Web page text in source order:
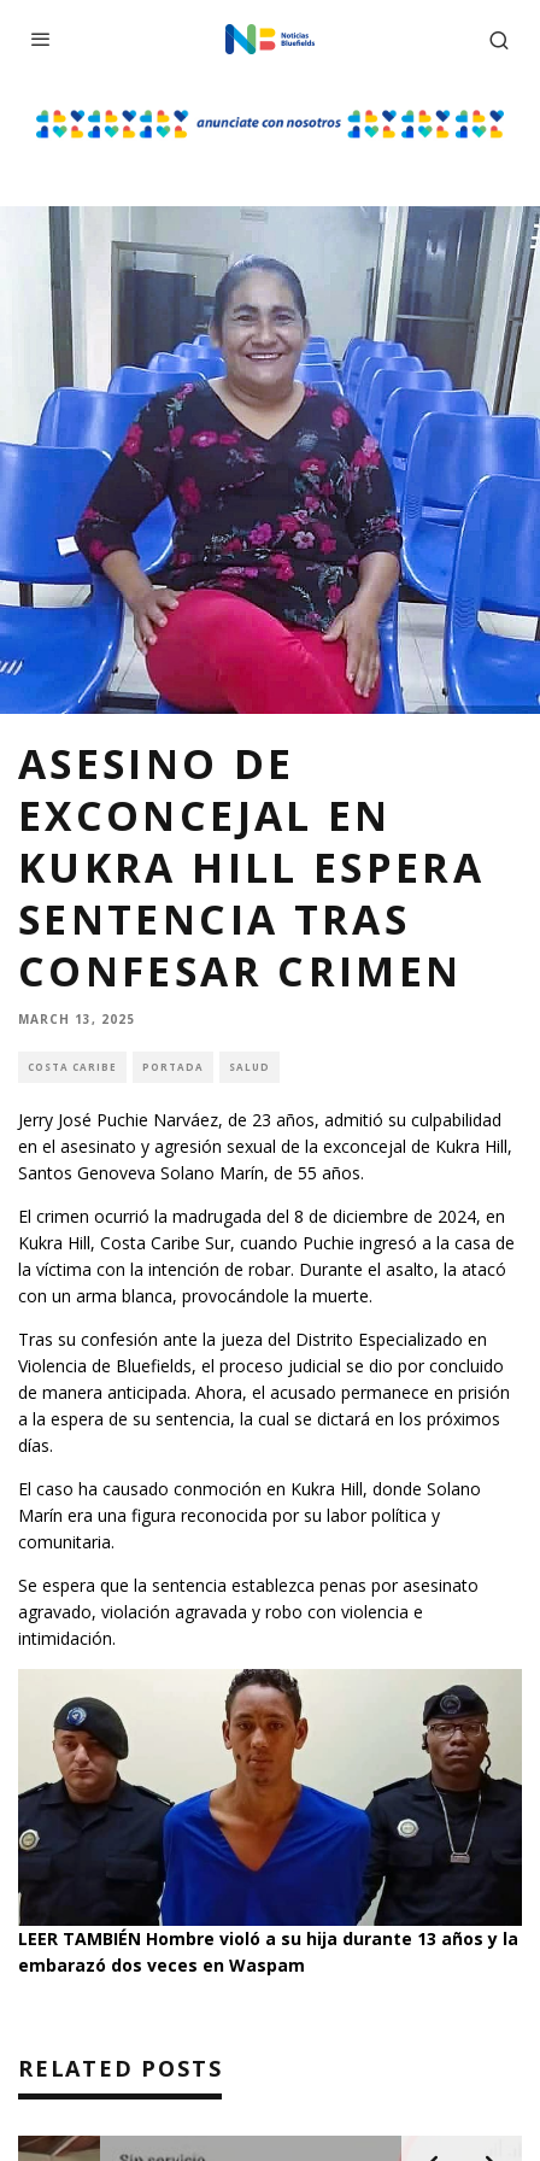
ASESINO DE
EXCONCEJAL EN
KUKRA HILL ESPERA
SENTENCIA TRAS
CONFESAR CRIMEN
MARCH 13, 2025
COSTA CARIBE PORTADA SALUD
Jerry José Puchie Narváez, de 23 años, admitió su culpabilidad
en el asesinato y agresión sexual de la exconcejal de Kukra Hill,
Santos Genoveva Solano Marín, de 55 años.
El crimen ocurrió la madrugada del 8 de diciembre de 2024, en
Kukra Hill, Costa Caribe Sur, cuando Puchie ingresó a la casa de
la víctima con la intención de robar. Durante el asalto, la atacó
con un arma blanca, provocándole la muerte.
Tras su confesión ante la jueza del Distrito Especializado en
Violencia de Bluefields, el proceso judicial se dio por concluido
de manera anticipada. Ahora, el acusado permanece en prisión
a la espera de su sentencia, la cual se dictará en los próximos
días.
El caso ha causado conmoción en Kukra Hill, donde Solano
Marín era una figura reconocida por su labor política y
comunitaria.
Se espera que la sentencia establezca penas por asesinato
agravado, violación agravada y robo con violencia e
intimidación.
LEER TAMBIÉN Hombre violó a su hija durante 13 años y la
embarazó dos veces en Waspam
RELATED POSTS